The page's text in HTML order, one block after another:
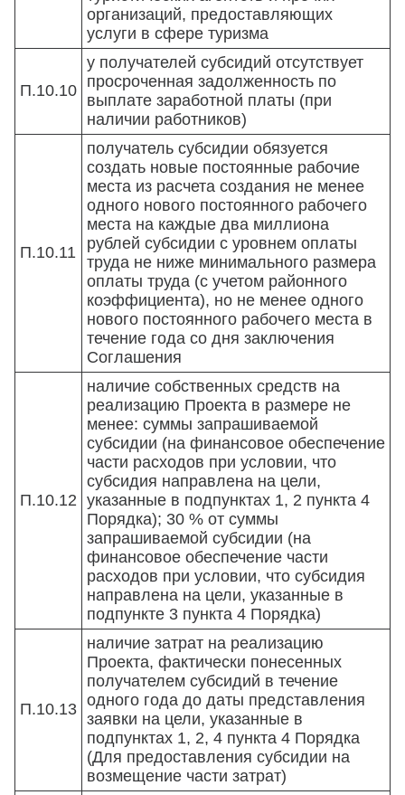
организаций, предоставляющих
услуги в сфере туризма
П.10.10
у получателей субсидий отсутствует
просроченная задолженность по
выплате заработной платы (при
наличии работников)
П.10.11
получатель субсидии обязуется
создать новые постоянные рабочие
места из расчета создания не менее
одного нового постоянного рабочего
места на каждые два миллиона
рублей субсидии с уровнем оплаты
труда не ниже минимального размера
оплаты труда (с учетом районного
коэффициента), но не менее одного
нового постоянного рабочего места в
течение года со дня заключения
Соглашения
П.10.12
наличие собственных средств на
реализацию Проекта в размере не
менее: суммы запрашиваемой
субсидии (на финансовое обеспечение
части расходов при условии, что
субсидия направлена на цели,
указанные в подпунктах 1, 2 пункта 4
Порядка); 30 % от суммы
запрашиваемой субсидии (на
финансовое обеспечение части
расходов при условии, что субсидия
направлена на цели, указанные в
подпункте 3 пункта 4 Порядка)
П.10.13
наличие затрат на реализацию
Проекта, фактически понесенных
получателем субсидий в течение
одного года до даты представления
заявки на цели, указанные в
подпунктах 1, 2, 4 пункта 4 Порядка
(Для предоставления субсидии на
возмещение части затрат)